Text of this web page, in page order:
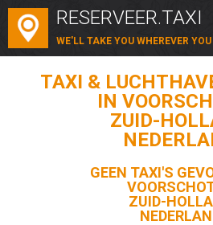
RESERVEER.TAXI
WE'LL TAKE YOU WHEREVER YOU
TAXI &
IN
ZUID-
GEEN TAXI'S
ZUID-